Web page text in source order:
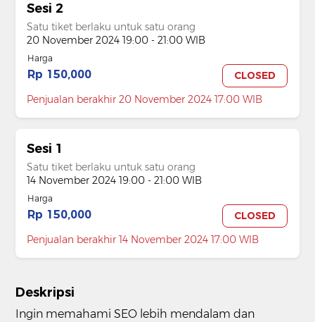
Sesi 2
Satu tiket berlaku untuk satu orang
20 November 2024 19:00 - 21:00 WIB
Harga
Rp 150,000
CLOSED
Penjualan berakhir 20 November 2024 17:00 WIB
Sesi 1
Satu tiket berlaku untuk satu orang
14 November 2024 19:00 - 21:00 WIB
Harga
Rp 150,000
CLOSED
Penjualan berakhir 14 November 2024 17:00 WIB
Deskripsi
Ingin memahami SEO lebih mendalam dan